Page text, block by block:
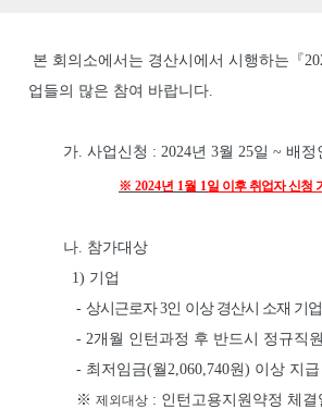
본 회의소에서는 경산시에서 시행하는 『
업들의 많은 참여 바랍니 다.
가. 사업신청 : 2024년 3월 25일 ~ 배정
※ 2024년 1월 1일 이후 취업자 신청
나. 참가대상
1) 기업
- 상시근로자3인 이상 경산시 소재 기
- 2개월 인턴과정 후 반드시 정규직
- 최저임금(월2,060,740원) 이상 지
※ 제외대상 : 인턴고용지원약정 체결